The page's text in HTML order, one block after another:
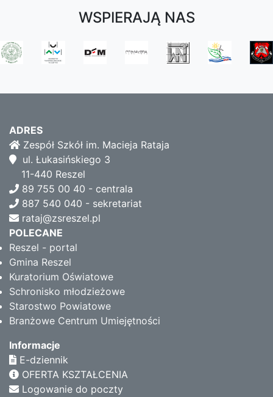
WSPIERAJĄ NAS
ADRES
Zespół Szkół im. Macieja Rataja
ul. Łukasińskiego 3
11-440 Reszel
89 755 00 40 - centrala
887 540 040 - sekretariat
rataj@zsreszel.pl
POLECANE
Reszel - portal
Gmina Reszel
Kuratorium Oświatowe
Schronisko młodzieżowe
Starostwo Powiatowe
Branżowe Centrum Umiejętności
Informacje
E-dziennik
OFERTA KSZTAŁCENIA
Logowanie do poczty